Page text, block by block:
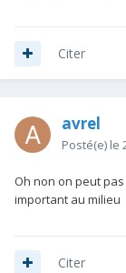
Citer
avrel
Posté(e) le
Oh non on peut
important au milieu
Citer